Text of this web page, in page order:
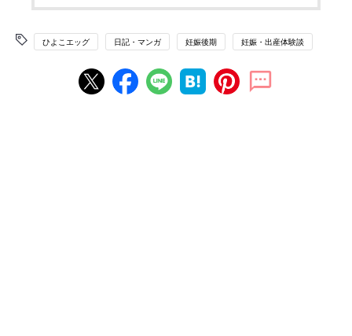
ひよこエッグ 日記・マンガ 妊娠後期 妊娠・出産体験談